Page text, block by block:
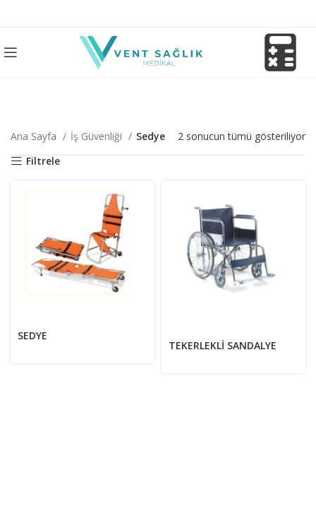
Ana Sayfa İş Güvenliği Sedye
2 sonucun tümü gösteriliyor
Filtrele
SEDYE
TEKERLEKLİ SANDALYE